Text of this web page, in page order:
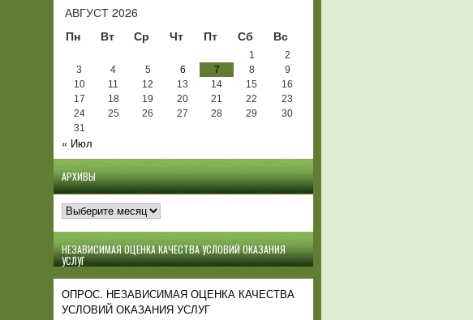
АВГУСТ 2026
Пн
Вт Ср Чт Пт Сб Вс
1
2
3
4 5 6 7 8
9
10
11 12 13 14 15
16
17
18 19 20 21 22
23
24
25 26 27 28 29
30
31
« Июл
АРХИВЫ
Архивы
НЕЗАВИСИМАЯ ОЦЕНКА КАЧЕСТВА УСЛОВИЙ ОКАЗАНИЯ
УСЛУГ
ОПРОС. НЕЗАВИСИМАЯ ОЦЕНКА КАЧЕСТВА
УСЛОВИЙ ОКАЗАНИЯ УСЛУГ